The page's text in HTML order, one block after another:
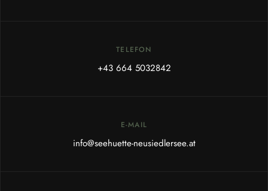
TELEFON
+43 664 5032842
E-MAIL
info@seehuette-neusiedlersee.at